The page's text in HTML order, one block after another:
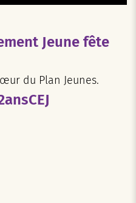
Jeune fête
du Plan Jeunes.